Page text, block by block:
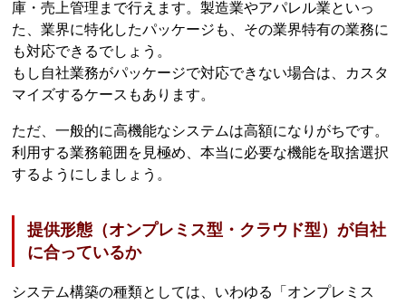
庫・売上管理まで行えます。製造業やアパレル業といっ
た、業界に特化したパッケージも、その業界特有の業務に
も対応できるでしょう。
もし自社業務がパッケージで対応できない場合は、カスタ
マイズするケースもあります。
ただ、一般的に高機能なシステムは高額になりがちです。
利用する業務範囲を見極め、本当に必要な機能を取捨選択
するようにしましょう。
提供形態（オンプレミス型・クラウド型）が自社
に合っているか
システム構築の種類としては、いわゆる「オンプレミス